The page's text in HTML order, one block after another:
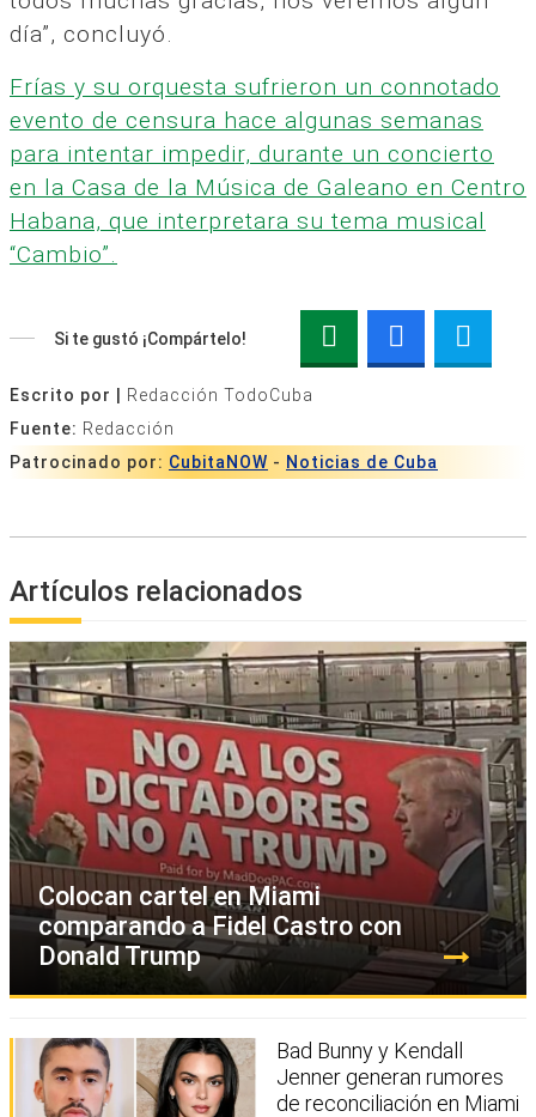
día”, concluyó.
Frías y su orquesta sufrieron un connotado
evento de censura hace algunas semanas
para intentar impedir, durante un concierto
en la Casa de la Música de Galeano en Centro
Habana, que interpretara su tema musical
“Cambio”.
Si te gustó ¡Compártelo!
Escrito por |
Redacción TodoCuba
Fuente: Redacción
Patrocinado por: CubitaNOW - Noticias de Cuba
Artículos relacionados
Colocan cartel en Miami
comparando a Fidel Castro con
Donald Trump
Bad Bunny y Kendall
Jenner generan rumores
de reconciliación en Miami